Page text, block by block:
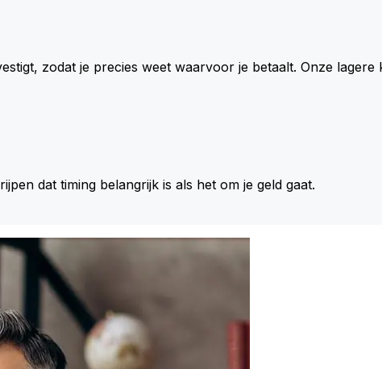
zodat je precies weet waarvoor je betaalt. Onze
dat timing belangrijk is als het om je geld gaat.